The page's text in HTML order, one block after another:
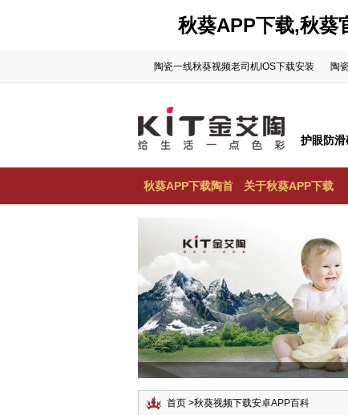
秋葵APP下载,秋葵
陶瓷一线秋葵视频老司机IOS下载安装 陶
护眼防
秋葵APP下载陶首
页
关于秋葵APP下载
首页 >秋葵视频下载安卓APP百科